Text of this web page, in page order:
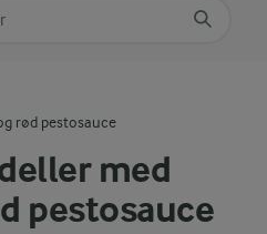
med
pestosauce
rød pestosauce